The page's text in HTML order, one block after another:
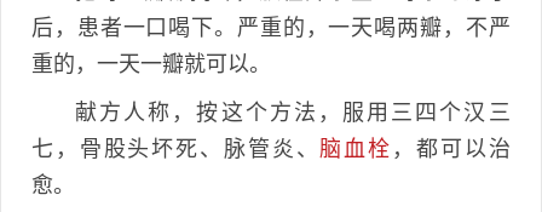
后，患者一口喝下。严重的，一天喝两瓣，不严
重的，一天一瓣就可以。
献方人称，按这个方法，服用三四个汉三
七，骨股头坏死、脉管炎、 脑血栓 ，都可以治
愈。